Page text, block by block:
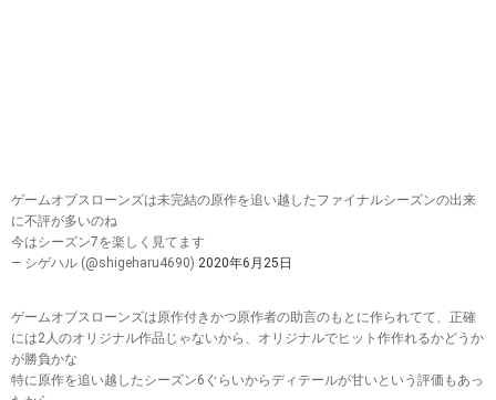
ゲームオブスローンズは未完結の原作を追い越したファイナルシーズンの出来
に不評が多いのね
今はシーズン7を楽しく見てます
— シゲハル (@shigeharu4690) 2020年6月25日
ゲームオブスローンズは原作付きかつ原作者の助言のもとに作られてて、正確
には2人のオリジナル作品じゃないから、オリジナルでヒット作作れるかどうか
が勝負かな
特に原作を追い越したシーズン6ぐらいからディテールが甘いという評価もあっ